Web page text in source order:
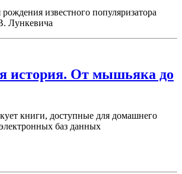
известного популяризатора
Лункевича
история. От мышьяка до
книги, доступные для домашнего
баз данных